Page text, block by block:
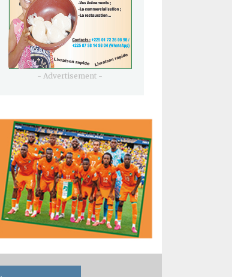
- Advertisement -